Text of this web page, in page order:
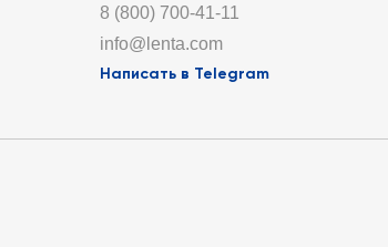
8 (800) 700-41-11
info@lenta.com
Написать в Telegram